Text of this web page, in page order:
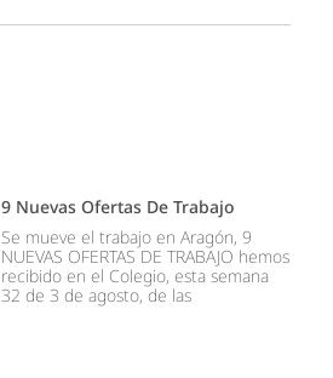
9 Nuevas Ofertas De Trabajo
Se mueve el trabajo en Aragón, 9
NUEVAS OFERTAS DE TRABAJO hemos
recibido en el Colegio, esta semana
32 de 3 de agosto, de las